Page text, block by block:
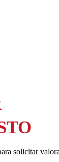
solicitar